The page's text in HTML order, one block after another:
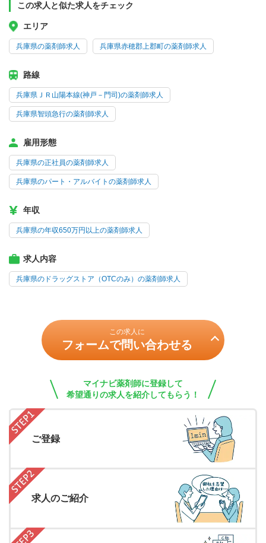
この求人と似た求人をチェック
エリア
兵庫県の薬剤師求人 兵庫県赤穂郡上郡町の薬剤師求人
路線
兵庫県ＪＲ山陽本線(神戸－門司)の薬剤師求人
兵庫県智頭急行の薬剤師求人
雇用形態
兵庫県の正社員の薬剤師求人
兵庫県のパート・アルバイトの薬剤師求人
年収
兵庫県の年収650万円以上の薬剤師求人
求人内容
兵庫県のドラッグストア（OTCのみ）の薬剤師求人
この求人に
フォームで問い合わせる
マイナビ薬剤師に登録して
希望通りの求人を紹介してもらう！
ご登録
求人のご紹介